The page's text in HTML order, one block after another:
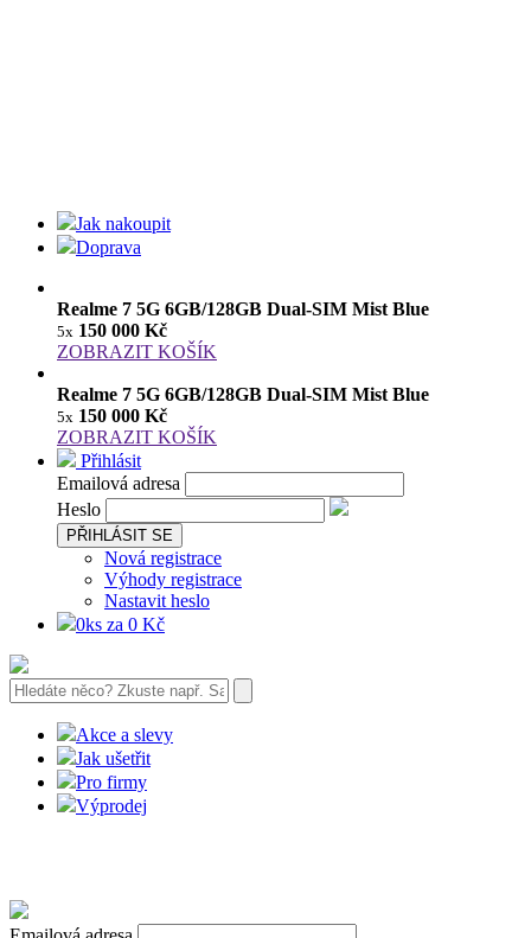
Jak nakoupit
Doprava
Realme 7 5G 6GB/128GB Dual-SIM Mist Blue
5x 150 000 Kč
ZOBRAZIT KOŠÍK
Realme 7 5G 6GB/128GB Dual-SIM Mist Blue
5x 150 000 Kč
ZOBRAZIT KOŠÍK
Přihlásit
Emailová adresa
Heslo
PŘIHLÁSIT SE
Nová registrace
Výhody registrace
Nastavit heslo
0ks za 0 Kč
Akce a slevy
Jak ušetřit
Pro firmy
Výprodej